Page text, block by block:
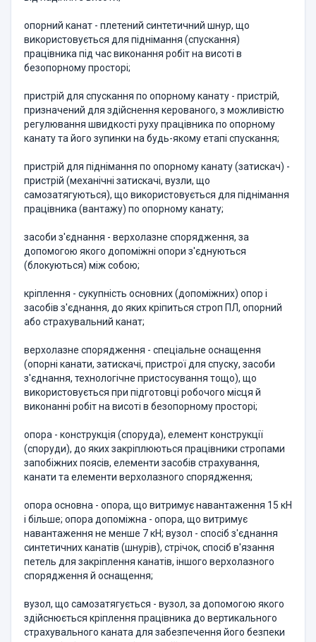
опорний канат - плетений синтетичний шнур, що
використовується для піднімання (спускання)
працівника під час виконання робіт на висоті в
безопорному просторі;
пристрій для спускання по опорному канату - пристрій,
призначений для здійснення керованого, з можливістю
регулювання швидкості руху працівника по опорному
канату та його зупинки на будь-якому етапі спускання;
пристрій для піднімання по опорному канату (затискач) -
пристрій (механічні затискачі, вузли, що
самозатягуються), що використовується для піднімання
працівника (вантажу) по опорному канату;
засоби з'єднання - верхолазне спорядження, за
допомогою якого допоміжні опори з'єднуються
(блокуються) між собою;
кріплення - сукупність основних (допоміжних) опор і
засобів з'єднання, до яких кріпиться строп ПЛ, опорний
або cтрахувальний канат;
верхолазне спорядження - спеціальне оснащення
(опорні канати, затискачі, пристрої для спуску, засоби
з'єднання, технологічне пристосування тощо), що
використовується при підготовці робочого місця й
виконанні робіт на висоті в безопорному просторі;
опора - конструкція (споруда), елемент конструкції
(споруди), до яких закріплюються працівники стропами
запобіжних поясів, елементи засобів страхування,
канати та елементи верхолазного спорядження;
опора основна - опора, що витримує навантаження 15 кН
і більше; опора допоміжна - опора, що витримує
навантаження не менше 7 кН; вузол - спосіб з'єднання
синтетичних канатів (шнурів), стрічок, спосіб в'язання
петель для закріплення канатів, іншого верхолазного
спорядження й оснащення;
вузол, що самозатягується - вузол, за допомогою якого
здійснюється кріплення працівника до вертикального
cтрахувального каната для забезпечення його безпеки